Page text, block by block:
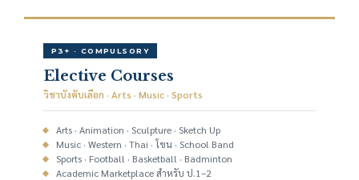
P3+ · COMPULSORY
Elective Courses
วิชาบังคับเลือก · Arts · Music · Sports
Arts · Animation · Sculpture · Sketch Up
Music · Western · Thai · โขน · School Band
Sports · Football · Basketball · Badminton
Academic Marketplace สำหรับ ป.1–2